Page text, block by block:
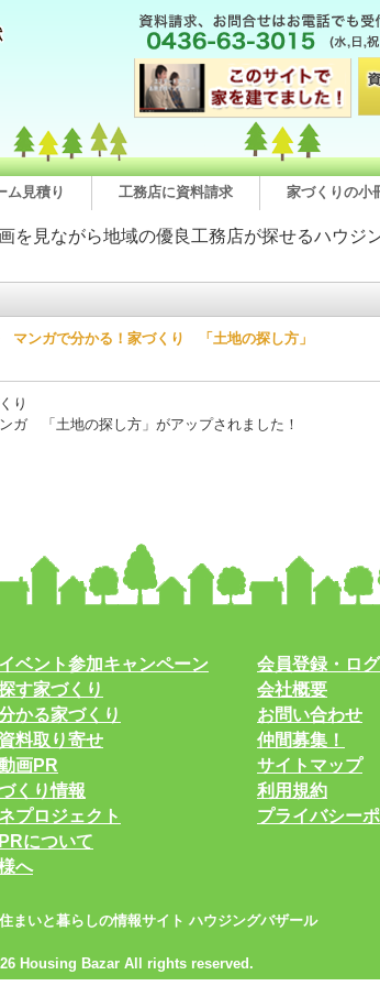
ム見積り 工務店に資料請求 家づくりの小
を見ながら地域の優良工務店が探せるハウジ
マンガで分かる！家づくり 「土地の探し方」
り
ガ 「土地の探し方」がアップされました！
ベント参加キャンペーン
す家づくり
かる家づくり
料取り寄せ
画PR
くり情報
プロジェクト
について
へ
会員登録・ロ
会社概要
お問い合わせ
仲間募集！
サイトマップ
利用規約
プライバシー
まいと暮らしの情報サイト ハウジングバザール
Housing Bazar All rights reserved.